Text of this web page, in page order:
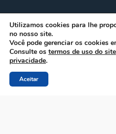
Utilizamos cookies para lhe
no nosso site.
Você pode gerenciar os cookies
Consulte os termos de uso do site
privacidade.
Aceitar